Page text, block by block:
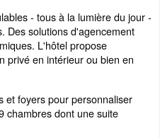
- tous à la lumière du jour -
Des solutions d'agencement
L'hôtel propose
privé en intérieur ou bien en
et foyers pour personnaliser
chambres dont une suite